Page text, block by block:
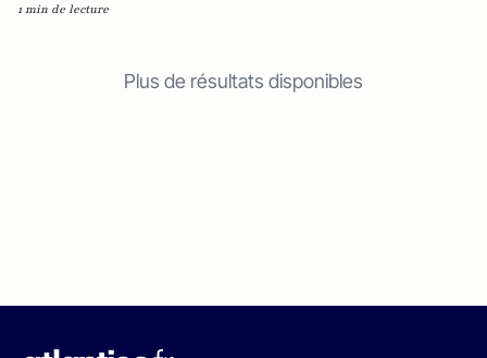
1 min de lecture
Plus de résultats disponibles